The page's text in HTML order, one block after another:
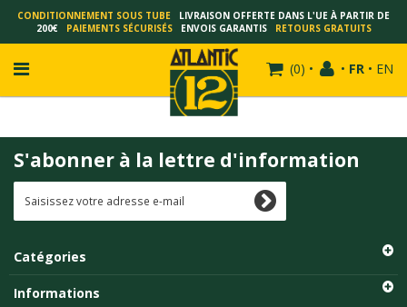
CONDITIONNEMENT SOUS TUBE
LIVRAISON OFFERTE DANS L'UE À PARTIR DE
200€
PAIEMENTS SÉCURISÉS ENVOIS GARANTIS RETOURS GRATUITS
(0) • • FR • EN
SCHUITEN - PEETERS
SCHUITEN - PLISSART
S'abonner à la lettre d'information
Catégories
Informations